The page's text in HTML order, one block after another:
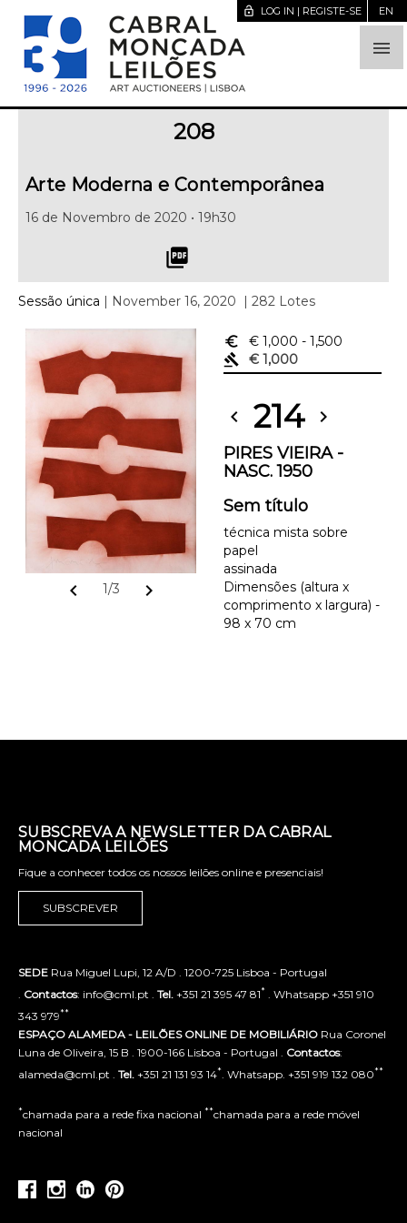

lock_open LOG IN | REGISTE-SE EN
208
Arte Moderna e Contemporânea
16 de Novembro de 2020 • 19h30
picture_as_pdf
Sessão única | November 16, 2020 | 282 Lotes
chevron_left 1/3 chevron_right
euro_symbol € 1,000 - 1,500
gavel
€ 1,000
chevron_left 214 chevron_right
PIRES VIEIRA -
NASC. 1950
Sem título
técnica mista sobre
papel
assinada
Dimensões (altura x
comprimento x largura) -
98 x 70 cm
SUBSCREVA A NEWSLETTER DA CABRAL
MONCADA LEILÕES
Fique a conhecer todos os nossos leilões online e presenciais!
SUBSCREVER
SEDE Rua Miguel Lupi, 12 A/D . 1200-725 Lisboa - Portugal
Contactos: info@cml.pt . Tel. +351 21 395 47 81* . Whatsapp +351 910
343 979**
ESPAÇO ALAMEDA - LEILÕES ONLINE DE MOBILIÁRIO Rua Coronel
Luna de Oliveira, 15 B . 1900-166 Lisboa - Portugal . Contactos:
alameda@cml.pt . Tel. +351 21 131 93 14* . Whatsapp. +351 919 132 080**
*chamada para a rede fixa nacional **chamada para a rede móvel
nacional